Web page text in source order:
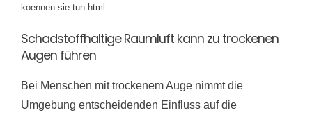
koennen-sie-tun.html
Schadstoffhaltige Raumluft kann zu trockenen
Augen führen
Bei Menschen mit trockenem Auge nimmt die
Umgebung entscheidenden Einfluss auf die